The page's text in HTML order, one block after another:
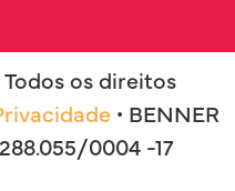
os direitos
• BENNER
0004 -17